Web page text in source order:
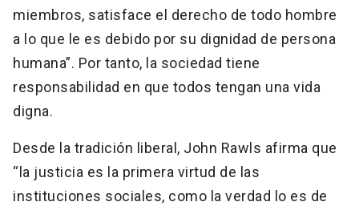
miembros, satisface el derecho de todo hombre
a lo que le es debido por su dignidad de persona
humana”. Por tanto, la sociedad tiene
responsabilidad en que todos tengan una vida
digna.
Desde la tradición liberal, John Rawls afirma que
“la justicia es la primera virtud de las
instituciones sociales, como la verdad lo es de